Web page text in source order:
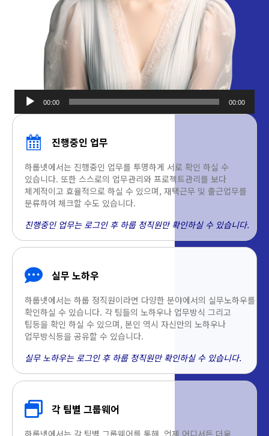
오디오
00:00 00:00
진행중인 업무
하룹넷에서는 진행중인 업무를 투명하게 서로 확인 하실 수
있습니다. 또한 스스로의 업무관리와 프로젝트관리를 보다
체계적이고 효율적으로 하실 수 있으며, 재택근무 및 출근업무를
분류하여 체크할 수도 있습니다.
진행중인 업무는 로그인 후 하룹 정직원만 확인하실 수 있습니다.
실무 노하우
하룹넷에서는 하룹 정직원이라면 다양한 분야에서의 실무노하우를
확인하실 수 있습니다. 각 팀들의 노하우나 업무방식 그리고
팁등을 확인 하실 수 있으며, 본인 역시 자신만의 노하우나
업무방식등을 공유할 수 있습니다.
실무 노하우는 로그인 후 하룹 정직원만 확인하실 수 있습니다.
각 팀별 그룹웨어
하룹넷에서는 각 팀별 그룹웨어를 통해, 언제 어디서든 더욱